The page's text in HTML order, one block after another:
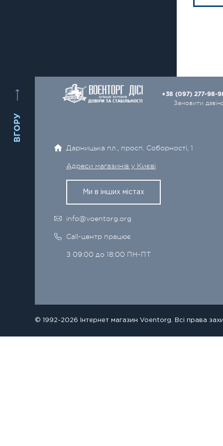
ВГОРУ
+38 (097) 277-98-
Замовити
Дарницька пл., просп. Соборності, 1
Адреси магазинів у Києві
Ми в інших містах
info@voentorg.org
Call-центр працює
З 09:00 до 18:00 ПН-ПТ
© 1992-2026 Інтернет магазин Voentorg. Всі права